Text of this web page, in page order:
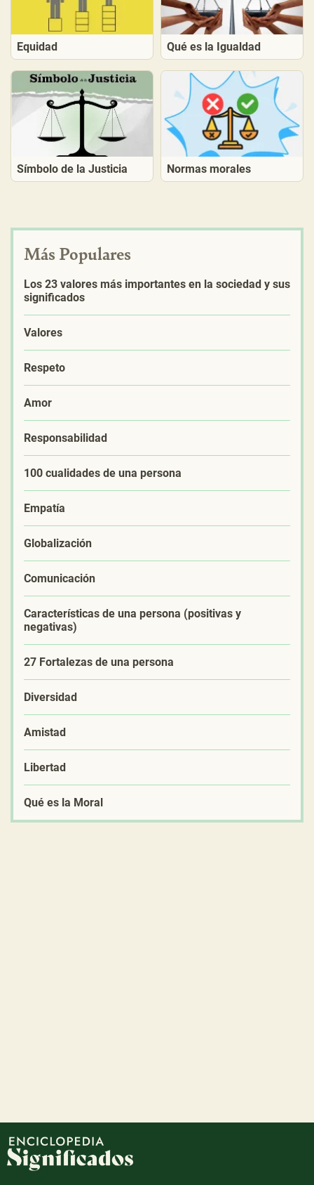
Equidad Qué es la Igualdad
Símbolo de la Justicia Normas morales
Más Populares
Los 23 valores más importantes en la sociedad y sus
significados
Valores
Respeto
Amor
Responsabilidad
100 cualidades de una persona
Empatía
Globalización
Comunicación
Características de una persona (positivas y
negativas)
27 Fortalezas de una persona
Diversidad
Amistad
Libertad
Qué es la Moral